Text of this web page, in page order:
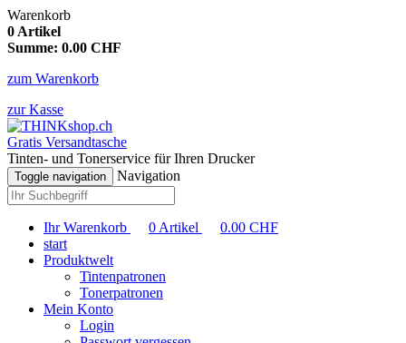
Warenkorb
0 Artikel
Summe: 0.00 CHF
zum Warenkorb
zur Kasse
Gratis Versandtasche
Tinten- und Tonerservice für Ihren Drucker
Toggle navigation Navigation
Ihr Warenkorb 0 Artikel 0.00 CHF
start
Produktwelt
Tintenpatronen
Tonerpatronen
Mein Konto
Login